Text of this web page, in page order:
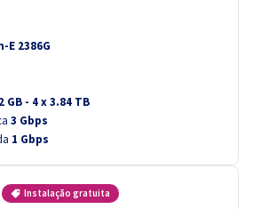
E 2386G
GB - 4 x 3.84 TB
3 Gbps
1 Gbps
Instalação gratuita